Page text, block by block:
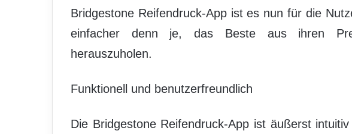
Bridgestone Reifendruck-App ist es nun für die
einfacher denn je, das Beste aus ihren
herauszuholen.
Funktionell und benutzerfreundlich
Die Bridgestone Reifendruck-App ist äußerst